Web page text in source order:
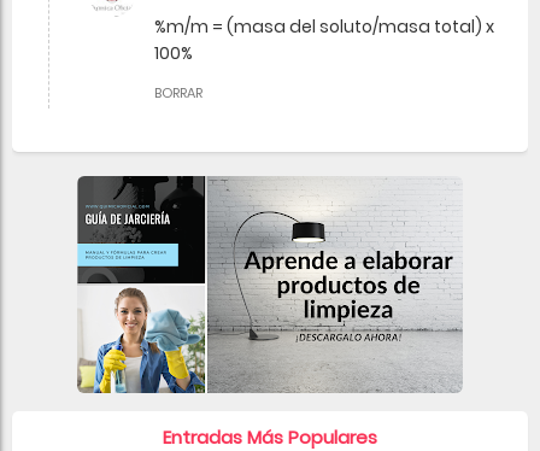
%m/m = (masa del soluto/masa total) x
100%
BORRAR
Entradas Más Populares